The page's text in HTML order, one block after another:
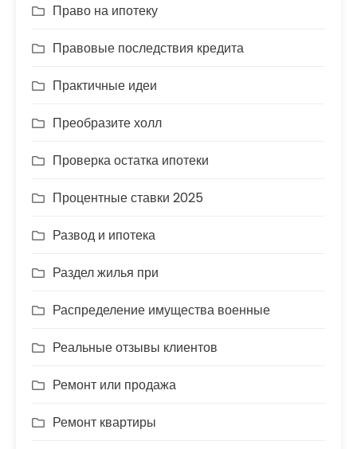
Право на ипотеку
Правовые последствия кредита
Практичные идеи
Преобразите холл
Проверка остатка ипотеки
Процентные ставки 2025
Развод и ипотека
Раздел жилья при
Распределение имущества военные
Реальные отзывы клиентов
Ремонт или продажа
Ремонт квартиры